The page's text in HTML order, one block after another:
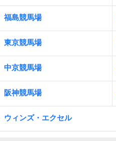
福島競馬場
東京競馬場
中京競馬場
阪神競馬場
ウィンズ・エクセル